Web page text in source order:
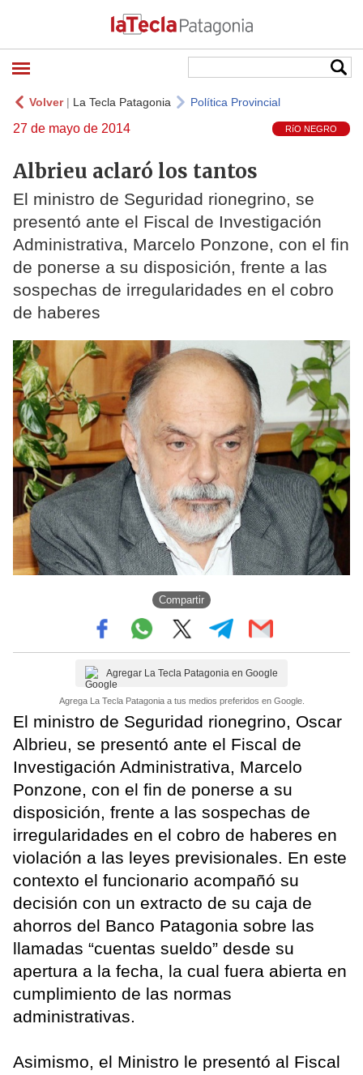
Volver| La Tecla Patagonia Política Provincial
27 de mayo de 2014 RíO NEGRO
Albrieu aclaró los tantos
El ministro de Seguridad rionegrino, se
presentó ante el Fiscal de Investigación
Administrativa, Marcelo Ponzone, con el fin
de ponerse a su disposición, frente a las
sospechas de irregularidades en el cobro
de haberes
Compartir
Agregar La Tecla Patagonia en Google
Agrega La Tecla Patagonia a tus medios preferidos en Google.
El ministro de Seguridad rionegrino, Oscar
Albrieu, se presentó ante el Fiscal de
Investigación Administrativa, Marcelo
Ponzone, con el fin de ponerse a su
disposición, frente a las sospechas de
irregularidades en el cobro de haberes en
violación a las leyes previsionales. En este
contexto el funcionario acompañó su
decisión con un extracto de su caja de
ahorros del Banco Patagonia sobre las
llamadas “cuentas sueldo” desde su
apertura a la fecha, la cual fuera abierta en
cumplimiento de las normas
administrativas.
Asimismo, el Ministro le presentó al Fiscal